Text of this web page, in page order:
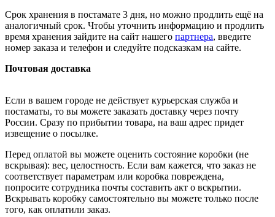
Срок хранения в постамате 3 дня, но можно продлить ещё на
аналогичный срок. Чтобы уточнить информацию и продлить
время хранения зайдите на сайт нашего партнера, введите
номер заказа и телефон и следуйте подсказкам на сайте.
Почтовая доставка
Если в вашем городе не действует курьерская служба и
постаматы, то вы можете заказать доставку через почту
России. Сразу по прибытии товара, на ваш адрес придет
извещение о посылке.
Перед оплатой вы можете оценить состояние коробки (не
вскрывая): вес, целостность. Если вам кажется, что заказ не
соответствует параметрам или коробка повреждена,
попросите сотрудника почты составить акт о вскрытии.
Вскрывать коробку самостоятельно вы можете только после
того, как оплатили заказ.